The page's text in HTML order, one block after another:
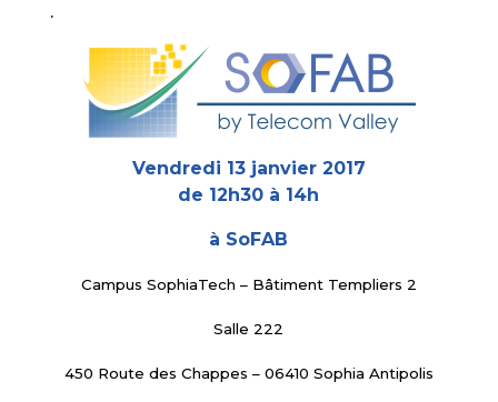
.
Vendredi 13 janvier 2017
de 12h30 à 14h
à SoFAB
Campus SophiaTech – Bâtiment Templiers 2
Salle 222
450 Route des Chappes – 06410 Sophia Antipolis